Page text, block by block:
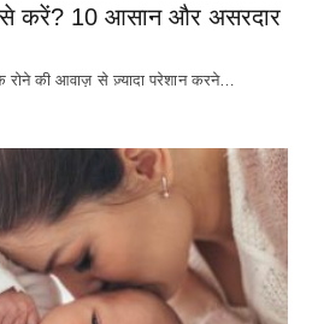
करें? 10 आसान और असरदार
रोने की आवाज़ से ज़्यादा परेशान करने…